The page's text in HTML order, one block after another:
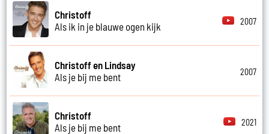
Christoff
Als ik in je blauwe ogen kijk
2007
Christoff en Lindsay
Als je bij me bent
2007
Christoff
Als je bij me bent
2021